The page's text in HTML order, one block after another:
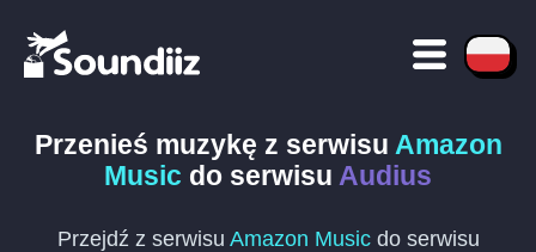
Przenieś muzykę z serwisu Amazon
Music do serwisu Audius
Przejdź z serwisu Amazon Musicdo serwisu